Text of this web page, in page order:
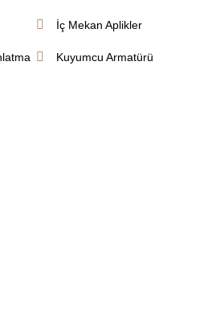
İç Mekan Aplikler
Kuyumcu Armatürü